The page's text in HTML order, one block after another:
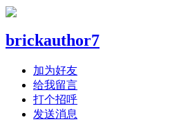
brickauthor7
加为好友
给我留言
打个招呼
发送消息